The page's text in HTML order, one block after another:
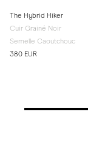
The Hybrid Hiker
Cuir Grainé Noir
Semelle Caoutchouc
380 EUR